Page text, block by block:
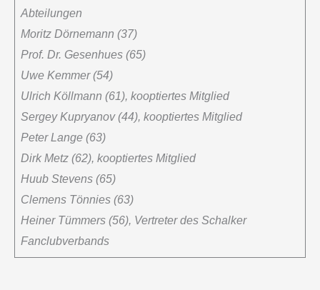
Abteilungen
Moritz Dörnemann (37)
Prof. Dr. Gesenhues (65)
Uwe Kemmer (54)
Ulrich Köllmann (61), kooptiertes Mitglied
Sergey Kupryanov (44), kooptiertes Mitglied
Peter Lange (63)
Dirk Metz (62), kooptiertes Mitglied
Huub Stevens (65)
Clemens Tönnies (63)
Heiner Tümmers (56), Vertreter des Schalker
Fanclubverbands